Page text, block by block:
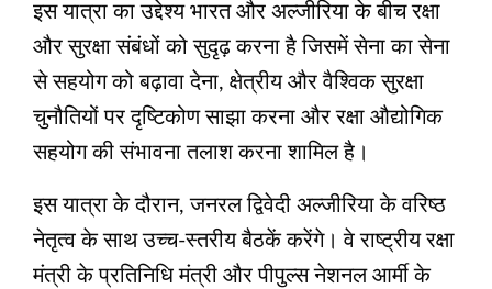
इस यात्रा का उद्देश्य भारत और अल्जीरिया के बीच रक्षा
और सुरक्षा संबंधों को सुदृढ़ करना है जिसमें सेना का सेना
से सहयोग को बढ़ावा देना, क्षेत्रीय और वैश्विक सुरक्षा
चुनौतियों पर दृष्टिकोण साझा करना और रक्षा औद्योगिक
सहयोग की संभावना तलाश करना शामिल है।
इस यात्रा के दौरान, जनरल द्विवेदी अल्जीरिया के वरिष्ठ
नेतृत्व के साथ उच्च-स्तरीय बैठकें करेंगे। वे राष्ट्रीय रक्षा
मंत्री के प्रतिनिधि मंत्री और पीपुल्स नेशनल आर्मी के